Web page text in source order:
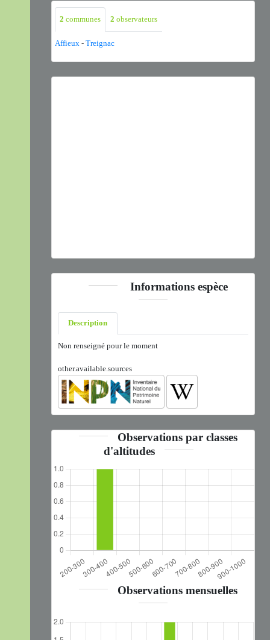
2 communes 2 observateurs
Affieux - Treignac
Informations espèce
Description
Non renseigné pour le moment
other.available.sources
Observations par classes
d'altitudes
Observations mensuelles